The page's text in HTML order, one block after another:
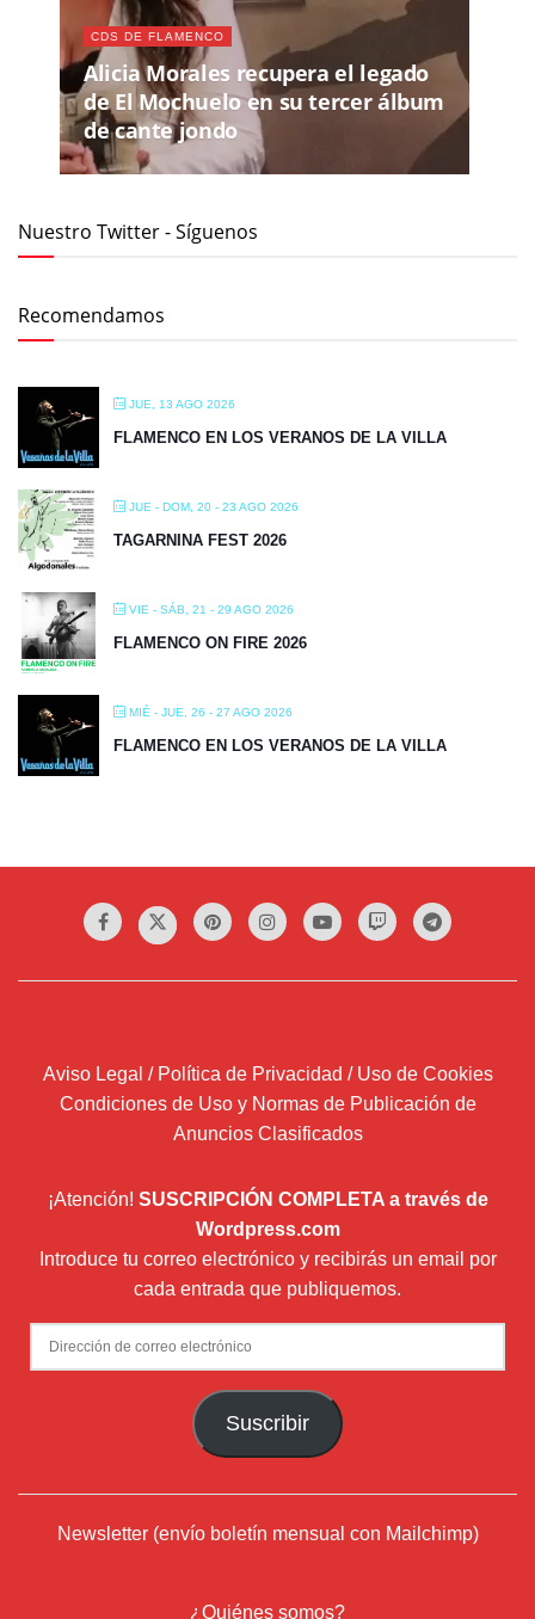
CDS DE FLAMENCO
Alicia Morales recupera el legado
de El Mochuelo en su tercer álbum
de cante jondo
Nuestro Twitter - Síguenos
Recomendamos
JUE, 13 AGO 2026
FLAMENCO EN LOS VERANOS DE LA VILLA
JUE - DOM, 20 - 23 AGO 2026
TAGARNINA FEST 2026
VIE - SÁB, 21 - 29 AGO 2026
FLAMENCO ON FIRE 2026
MIÉ - JUE, 26 - 27 AGO 2026
FLAMENCO EN LOS VERANOS DE LA VILLA
Aviso Legal / Política de Privacidad / Uso de Cookies
Condiciones de Uso y Normas de Publicación de
Anuncios Clasificados
¡Atención! SUSCRIPCIÓN COMPLETA a través de
Wordpress.com
Introduce tu correo electrónico y recibirás un email por
cada entrada que publiquemos.
Dirección
de
Suscribir
Newsletter (envío boletín mensual con Mailchimp)
¿Quiénes somos?